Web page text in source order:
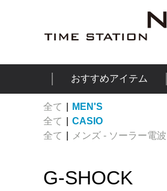
おすすめアイテム
全て
MEN'S
全て
CASIO
全て
メンズ - ソーラー電波
G-SHOCK